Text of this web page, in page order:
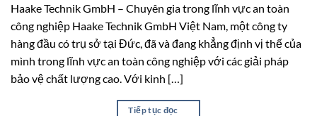
Haake Technik GmbH – Chuyên gia trong lĩnh vực an toàn
công nghiệp Haake Technik GmbH Việt Nam, một công ty
hàng đầu có trụ sở tại Đức, đã và đang khẳng định vị thế của
mình trong lĩnh vực an toàn công nghiệp với các giải pháp
bảo vệ chất lượng cao. Với kinh […]
Tiếp tục đọc